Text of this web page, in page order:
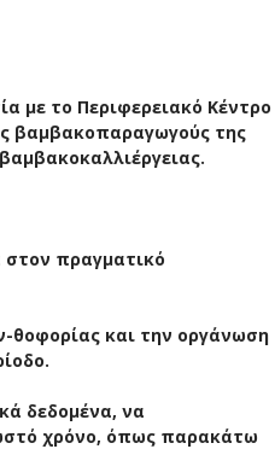
με το Περιφερειακό Κέντρο
βαμβακοπαραγωγούς της
πραγματικό
θοφορίας και την οργάνωση
δεδομένα, να
χρόνο, όπως παρακάτω